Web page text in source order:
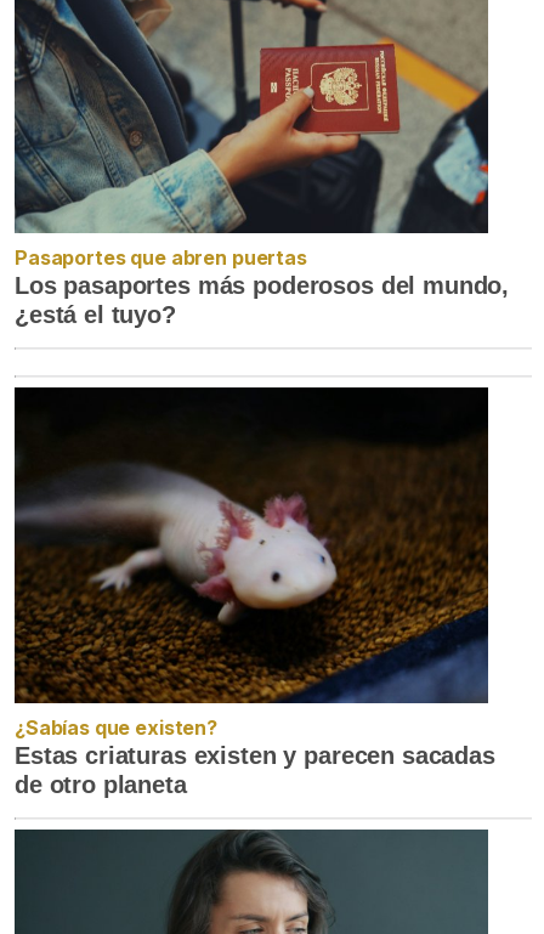
Pasaportes que abren puertas
Los pasaportes más poderosos del mundo,
¿está el tuyo?
¿Sabías que existen?
Estas criaturas existen y parecen sacadas
de otro planeta